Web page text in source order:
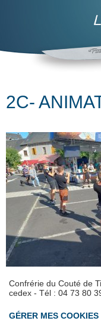
2C-
Confrérie du Couté de
cedex - Tél : 04 73 80
GÉRER MES COOKIES